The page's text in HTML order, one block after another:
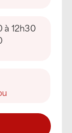
à 12h30